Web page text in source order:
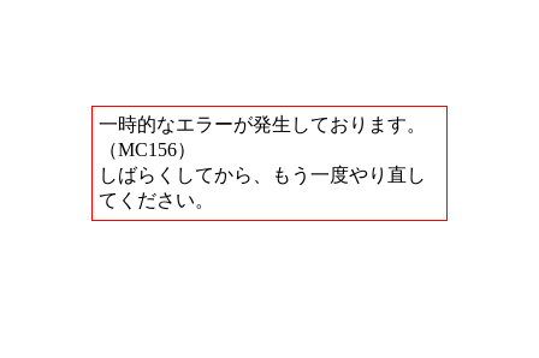
一時的なエラーが発生しております。
（MC156）
しばらくしてから、もう一度やり直し
てください。